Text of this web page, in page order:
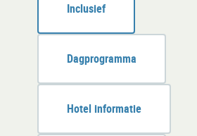
Inclusief
Dagprogramma
Hotel informatie